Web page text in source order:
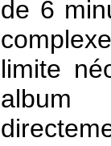
de 6
limite
album